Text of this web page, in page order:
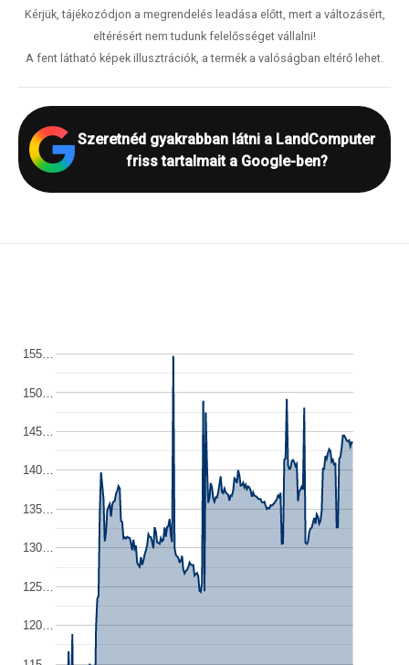
Kérjük, tájékozódjon a megrendelés leadása előtt, mert a változásért,
eltérésért nem tudunk felelősséget vállalni!
A fent látható képek illusztrációk, a termék a valóságban eltérő lehet.
Szeretnéd gyakrabban látni a LandComputer
friss tartalmait a Google-ben?
120…
125…
130…
135…
140…
145…
150…
155…